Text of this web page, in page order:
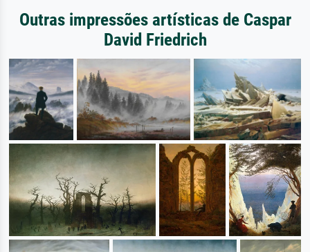
Outras impressões artísticas de Caspar
David Friedrich